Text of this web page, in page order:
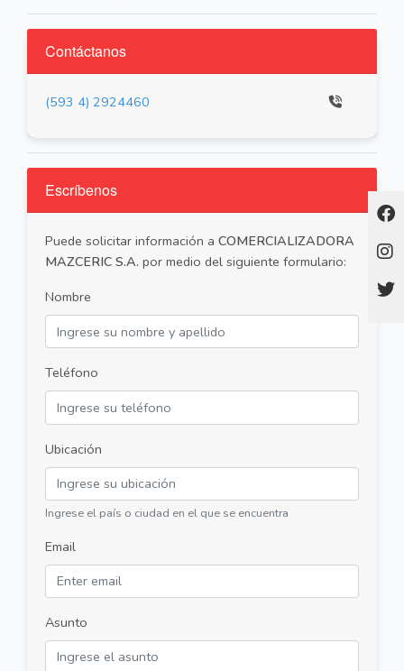
Contáctanos
(593 4) 2924460
Escríbenos
Puede solicitar información a COMERCIALIZADORA
MAZCERIC S.A. por medio del siguiente formulario:
Nombre
Teléfono
Ubicación
Ingrese el país o ciudad en el que se encuentra
Email
Asunto